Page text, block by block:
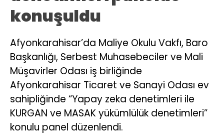
konuşuldu
Afyonkarahisar’da Maliye Okulu Vakfı, Baro
Başkanlığı, Serbest Muhasebeciler ve Mali
Müşavirler Odası iş birliğinde
Afyonkarahisar Ticaret ve Sanayi Odası ev
sahipliğinde “Yapay zeka denetimleri ile
KURGAN ve MASAK yükümlülük denetimleri”
konulu panel düzenlendi.